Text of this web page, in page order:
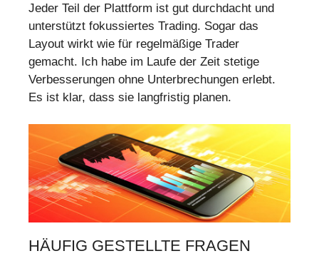
Jeder Teil der Plattform ist gut durchdacht und
unterstützt fokussiertes Trading. Sogar das
Layout wirkt wie für regelmäßige Trader
gemacht. Ich habe im Laufe der Zeit stetige
Verbesserungen ohne Unterbrechungen erlebt.
Es ist klar, dass sie langfristig planen.
HÄUFIG GESTELLTE FRAGEN